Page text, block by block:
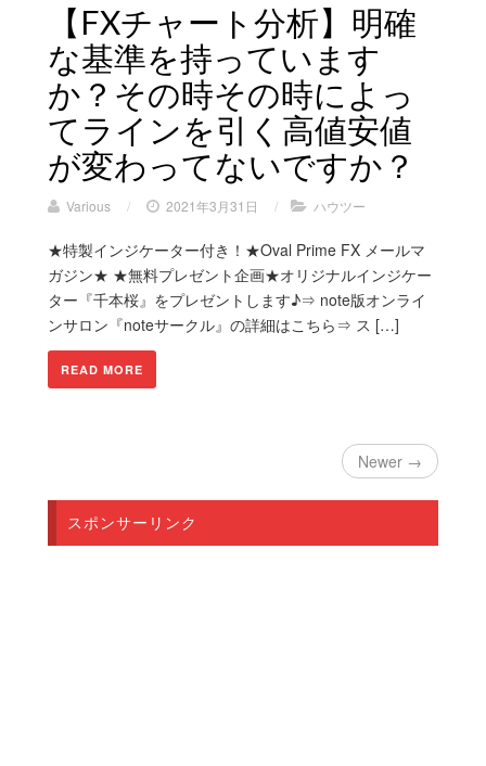
【FXチャート分析】明確
な基準を持っています
か？その時その時によっ
てラインを引く高値安値
が変わってないですか？
Various / 2021年3月31日 / ハウツー
★特製インジケーター付き！★Oval Prime FX メールマ
ガジン★ ★無料プレゼント企画★オリジナルインジケー
ター『千本桜』をプレゼントします♪⇒ note版オンライ
ンサロン『noteサークル』の詳細はこちら⇒ ス […]
READ MORE
Newer →
スポンサーリンク